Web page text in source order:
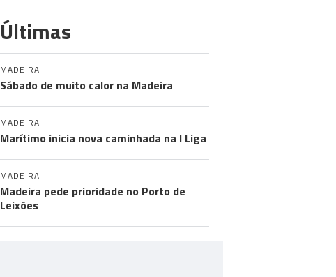
Últimas
MADEIRA
Sábado de muito calor na Madeira
MADEIRA
Marítimo inicia nova caminhada na I Liga
MADEIRA
Madeira pede prioridade no Porto de
Leixões